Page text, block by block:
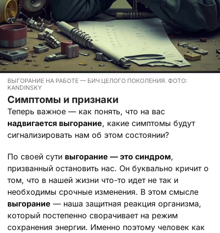
ВЫГОРАНИЕ НА РАБОТЕ — БИЧ ЦЕЛОГО ПОКОЛЕНИЯ. ФОТО:
KANDINSKY
Симптомы и признаки
Теперь важное — как понять, что на вас
надвигается выгорание, какие симптомы будут
сигнализировать нам об этом состоянии?
По своей сути выгорание — это синдром,
призванный остановить нас. Он буквально кричит о
том, что в нашей жизни что-то идет не так и
необходимы срочные изменения. В этом смысле
выгорание — наша защитная реакция организма,
который постепенно сворачивает на режим
сохранения энергии. Именно поэтому человек как